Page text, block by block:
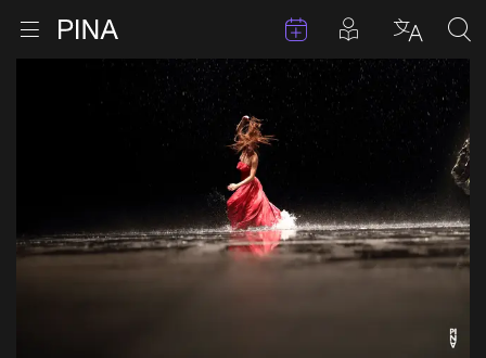
Zum Inhalt springen
Menu öffnen TermineBeiträge in